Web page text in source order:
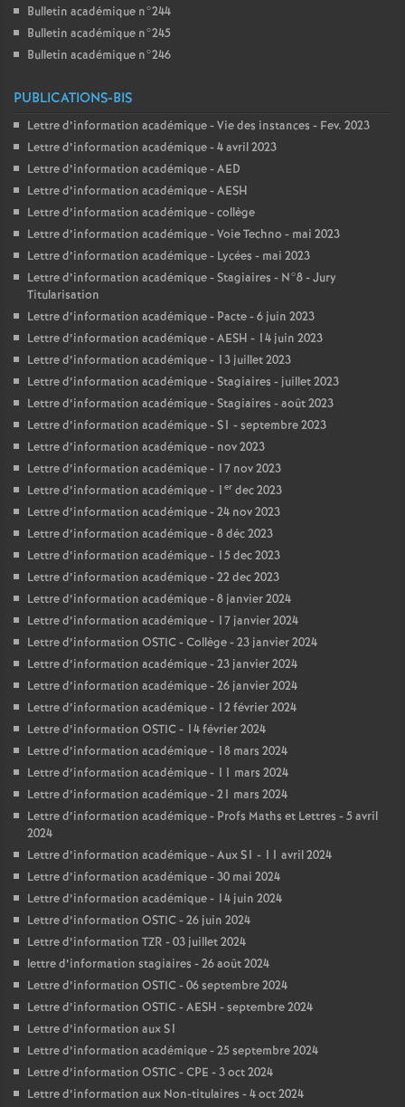
Bulletin académique n°244
Bulletin académique n°245
Bulletin académique n°246
PUBLICATIONS-BIS
Lettre d’information académique - Vie des instances - Fev. 2023
Lettre d’information académique - 4 avril 2023
Lettre d’information académique - AED
Lettre d’information académique - AESH
Lettre d’information académique - collège
Lettre d’information académique - Voie Techno - mai 2023
Lettre d’information académique - Lycées - mai 2023
Lettre d’information académique - Stagiaires - N°8 - Jury
Titularisation
Lettre d’information académique - Pacte - 6 juin 2023
Lettre d’information académique - AESH - 14 juin 2023
Lettre d’information académique - 13 juillet 2023
Lettre d’information académique - Stagiaires - juillet 2023
Lettre d’information académique - Stagiaires - août 2023
Lettre d’information académique - S1 - septembre 2023
Lettre d’information académique - nov 2023
Lettre d’information académique - 17 nov 2023
Lettre d’information académique - 1 er dec 2023
Lettre d’information académique - 24 nov 2023
Lettre d’information académique - 8 déc 2023
Lettre d’information académique - 15 dec 2023
Lettre d’information académique - 22 dec 2023
Lettre d’information académique - 8 janvier 2024
Lettre d’information académique - 17 janvier 2024
Lettre d’information OSTIC - Collège - 23 janvier 2024
Lettre d’information académique - 23 janvier 2024
Lettre d’information académique - 26 janvier 2024
Lettre d’information académique - 12 février 2024
Lettre d’information OSTIC - 14 février 2024
Lettre d’information académique - 18 mars 2024
Lettre d’information académique - 11 mars 2024
Lettre d’information académique - 21 mars 2024
Lettre d’information académique - Profs Maths et Lettres - 5 avril
2024
Lettre d’information académique - Aux S1 - 11 avril 2024
Lettre d’information académique - 30 mai 2024
Lettre d’information académique - 14 juin 2024
Lettre d’information OSTIC - 26 juin 2024
Lettre d’information TZR - 03 juillet 2024
lettre d’information stagiaires - 26 août 2024
Lettre d’information OSTIC - 06 septembre 2024
Lettre d’information OSTIC - AESH - septembre 2024
Lettre d’information aux S1
Lettre d’information académique - 25 septembre 2024
Lettre d’information OSTIC - CPE - 3 oct 2024
Lettre d’information aux Non-titulaires - 4 oct 2024